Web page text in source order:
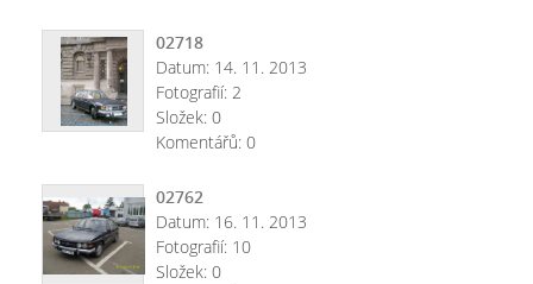
02718
Datum: 14. 11. 2013
Fotografií: 2
Složek: 0
Komentářů: 0
02762
Datum: 16. 11. 2013
Fotografií: 10
Složek: 0